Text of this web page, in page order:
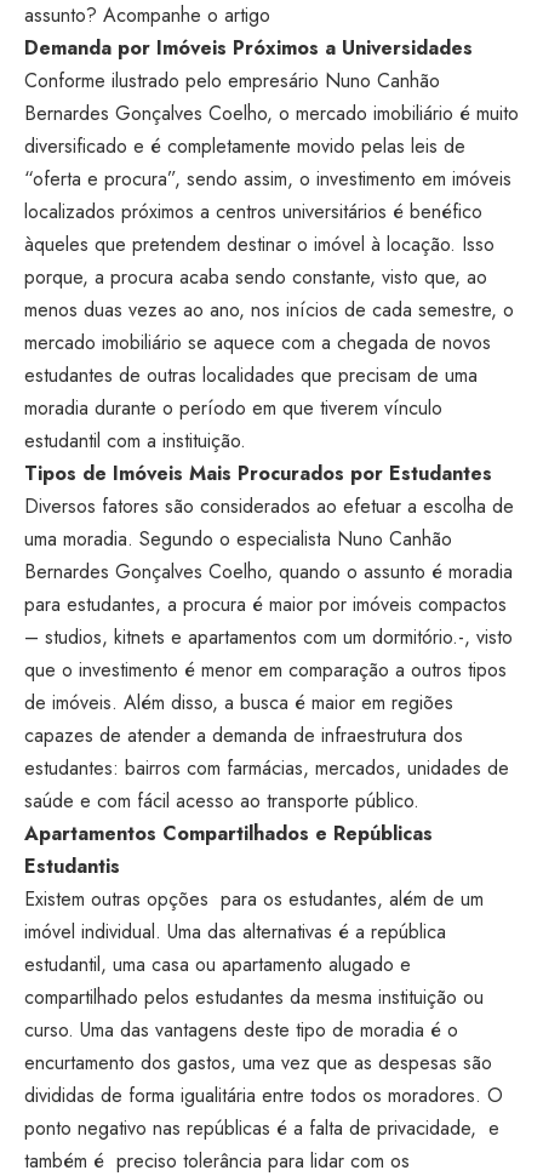
assunto? Acompanhe o artigo
Demanda por Imóveis Próximos a Universidades
Conforme ilustrado pelo empresário Nuno Canhão
Bernardes Gonçalves Coelho, o mercado imobiliário é muito
diversificado e é completamente movido pelas leis de
“oferta e procura”, sendo assim, o investimento em imóveis
localizados próximos a centros universitários é benéfico
àqueles que pretendem destinar o imóvel à locação. Isso
porque, a procura acaba sendo constante, visto que, ao
menos duas vezes ao ano, nos inícios de cada semestre, o
mercado imobiliário se aquece com a chegada de novos
estudantes de outras localidades que precisam de uma
moradia durante o período em que tiverem vínculo
estudantil com a instituição.
Tipos de Imóveis Mais Procurados por Estudantes
Diversos fatores são considerados ao efetuar a escolha de
uma moradia. Segundo o especialista Nuno Canhão
Bernardes Gonçalves Coelho, quando o assunto é moradia
para estudantes, a procura é maior por imóveis compactos
– studios, kitnets e apartamentos com um dormitório.-, visto
que o investimento é menor em comparação a outros tipos
de imóveis. Além disso, a busca é maior em regiões
capazes de atender a demanda de infraestrutura dos
estudantes: bairros com farmácias, mercados, unidades de
saúde e com fácil acesso ao transporte público.
Apartamentos Compartilhados e Repúblicas
Estudantis
Existem outras opções para os estudantes, além de um
imóvel individual. Uma das alternativas é a república
estudantil, uma casa ou apartamento alugado e
compartilhado pelos estudantes da mesma instituição ou
curso. Uma das vantagens deste tipo de moradia é o
encurtamento dos gastos, uma vez que as despesas são
divididas de forma igualitária entre todos os moradores. O
ponto negativo nas repúblicas é a falta de privacidade, e
também é preciso tolerância para lidar com os